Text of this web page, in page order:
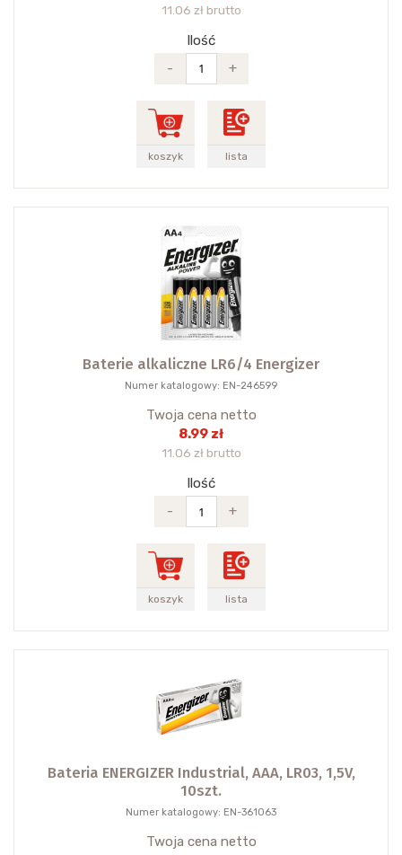
11.06 zł brutto
Ilość
-
+
koszyk lista
Baterie alkaliczne LR6/4 Energizer
Numer katalogowy: EN-246599
Twoja cena netto
8.99 zł
11.06 zł brutto
Ilość
-
+
koszyk lista
Bateria ENERGIZER Industrial, AAA, LR03, 1,5V,
10szt.
Numer katalogowy: EN-361063
Twoja cena netto